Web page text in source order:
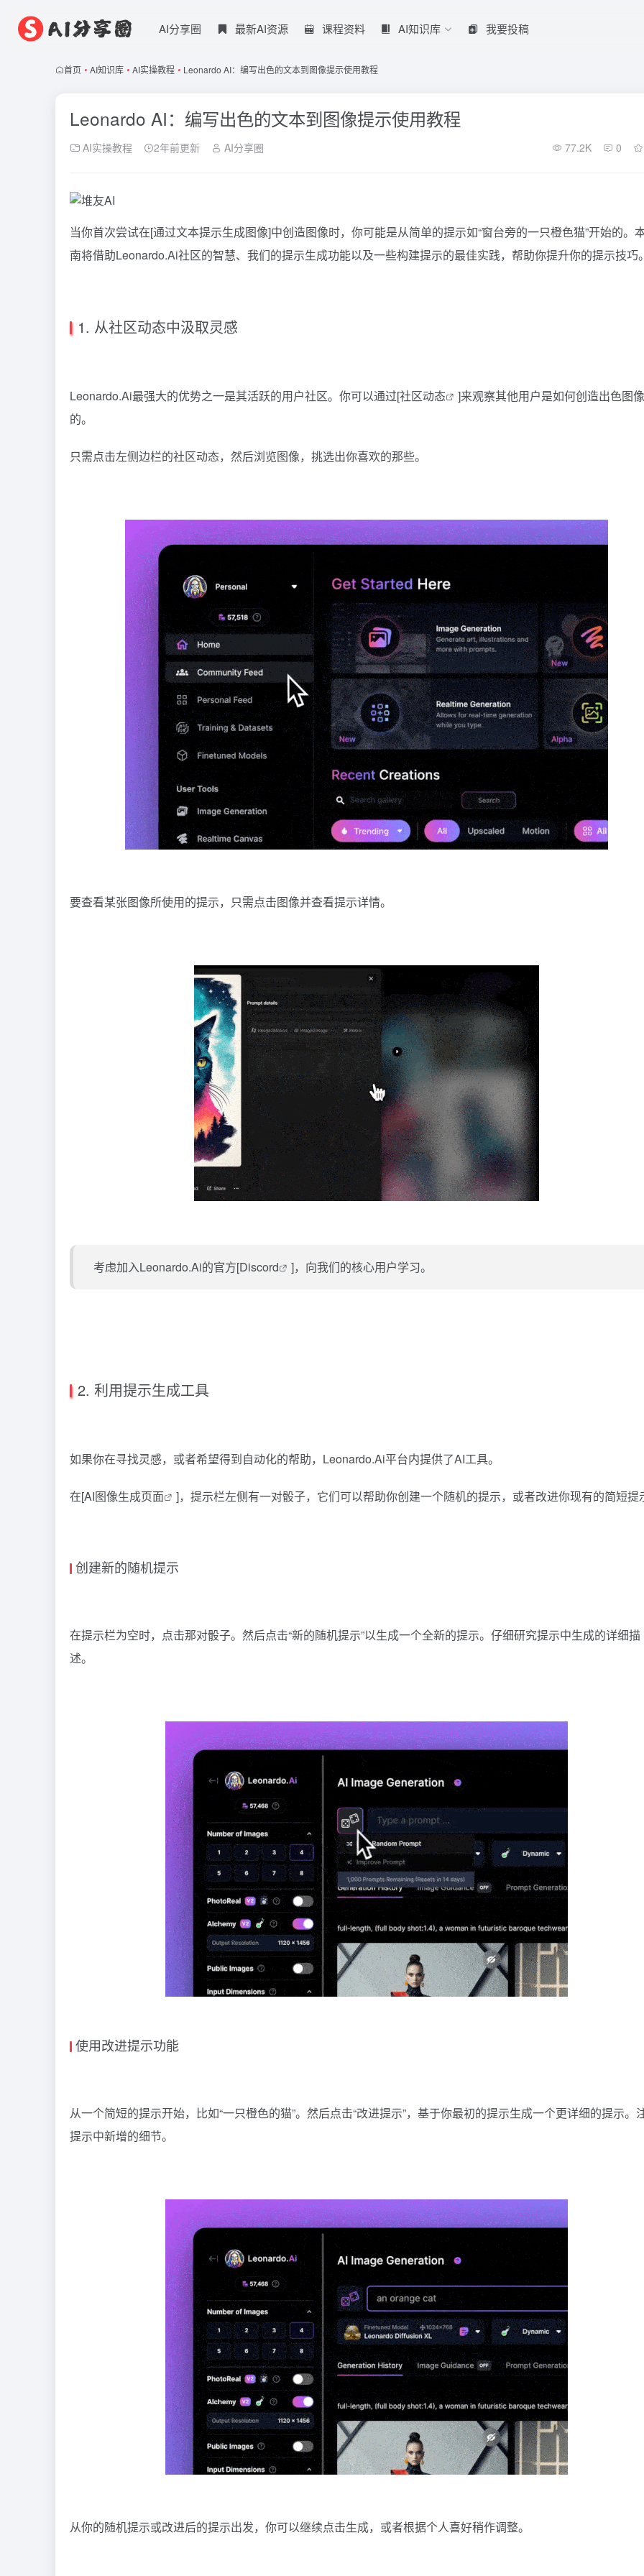
AI分享圈 最新AI资源 课程资料 AI知识库 我要投稿
首页 • AI知识库 • AI实操教程 • Leonardo AI：编写出色的文本到图像提示使用教程
Leonardo AI：编写出色的文本到图像提示使用教程
AI实操教程 2年前更新 AI分享圈 77.2K 0
当你首次尝试在[通过文本提示生成图像]中创造图像时，你可能是从简单的提示如“窗台旁的一只橙色猫”开始的。
南将借助Leonardo.Ai社区的智慧、我们的提示生成功能以及一些构建提示的最佳实践，帮助你提升你的提示技巧
1. 从社区动态中汲取灵感
Leonardo.Ai最强大的优势之一是其活跃的用户社区。你可以通过[社区动态
]来观察其他用户是如何创造出色图像
的。
只需点击左侧边栏的社区动态，然后浏览图像，挑选出你喜欢的那些。
要查看某张图像所使用的提示，只需点击图像并查看提示详情。
考虑加入Leonardo.Ai的官方[Discord ]，向我们的核心用户学习。
2. 利用提示生成工具
如果你在寻找灵感，或者希望得到自动化的帮助，Leonardo.Ai平台内提供了AI工具。
在[AI图像生成页面 ]，提示栏左侧有一对骰子，它们可以帮助你创建一个随机的提示，或者改进你现有的简短提
创建新的随机提示
在提示栏为空时，点击那对骰子。然后点击“新的随机提示”以生成一个全新的提示。仔细研究提示中生成的详细描
述。
使用改进提示功能
从一个简短的提示开始，比如“一只橙色的猫”。然后点击“改进提示”，基于你最初的提示生成一个更详细的提示。
提示中新增的细节。
从你的随机提示或改进后的提示出发，你可以继续点击生成，或者根据个人喜好稍作调整。